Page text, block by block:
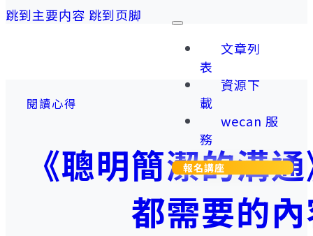
跳到主要内容 跳到页脚
文章列
表
資源下
載
wecan 服
務
報名講座
閱讀心得
《聰明簡潔的溝
都需要的